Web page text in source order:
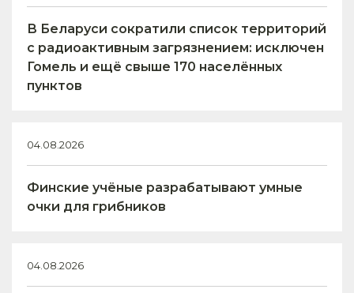
В Беларуси сократили список территорий
с радиоактивным загрязнением: исключен
Гомель и ещё свыше 170 населённых
пунктов
04.08.2026
Финские учёные разрабатывают умные
очки для грибников
04.08.2026